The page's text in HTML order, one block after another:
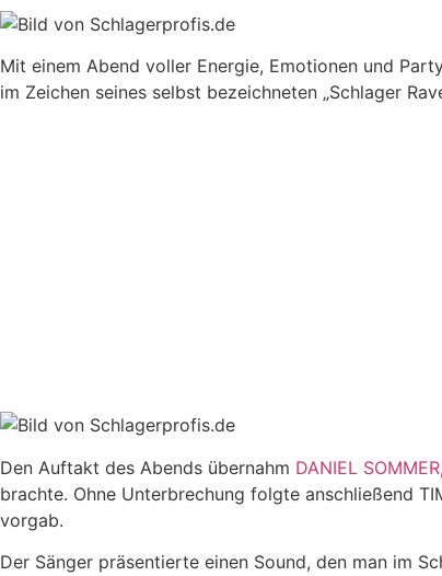
Mit einem Abend voller Energie, Emotionen und
im Zeichen seines selbst bezeichneten „Schlager
Den Auftakt des Abends übernahm DANIEL SOMMER
brachte. Ohne Unterbrechung folgte anschließend
vorgab.
Der Sänger präsentierte einen Sound, den man im